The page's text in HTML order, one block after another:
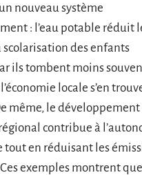
nouveau système
: l’eau potable réduit
scolarisation des enfants
ils tombent moins
locale s’en
même, le développement
contribue à
tout en réduisant les
exemples montrent que